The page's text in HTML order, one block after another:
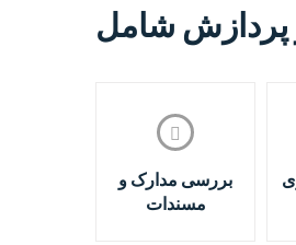
شامل
بررسی مدارک و
مسندات